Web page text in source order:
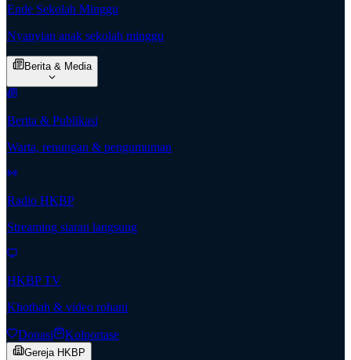
Ende Sekolah Minggu
Nyanyian anak sekolah minggu
Berita & Media
Berita & Publikasi
Warta, renungan & pengumuman
Radio HKBP
Streaming siaran langsung
HKBP TV
Khotbah & video rohani
Donasi Kolportase
Gereja HKBP